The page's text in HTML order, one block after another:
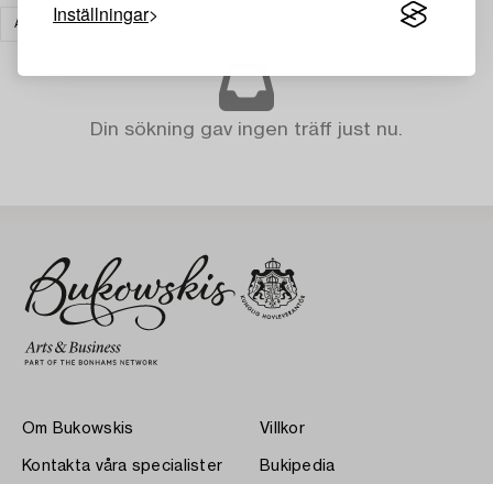
Inställningar
ASIATISK KERAMIK & KONSTHANTVERK
Din sökning gav ingen träff just nu.
Om Bukowskis
Kontakta våra specialister
Villkor
Bukipedia